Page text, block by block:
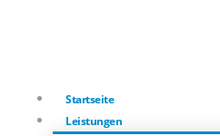
Startseite
Leistungen